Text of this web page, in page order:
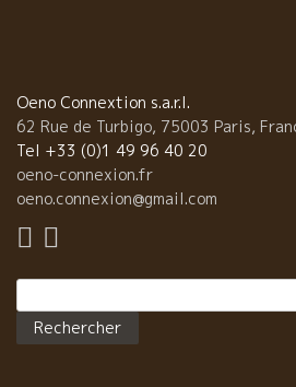
Oeno Connextion s.a.r.l.
62 Rue de Turbigo, 75003 Paris,
Tel +33 (0)1 49 96 40 20
oeno-connexion.fr
oeno.connexion@gmail.com